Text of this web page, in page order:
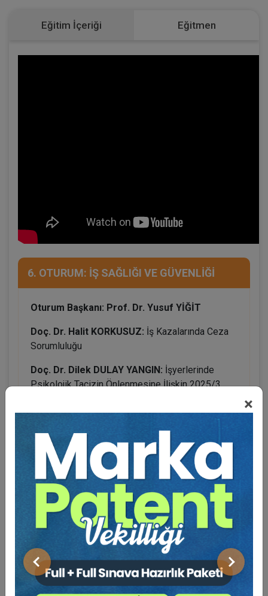
×
Önceki Sonraki
Eğitim İçeriği Eğitmen
6. OTURUM: İŞ SAĞLIĞI VE GÜVENLİĞİ
Oturum Başkanı: Prof. Dr. Yusuf YİĞİT
Doç. Dr. Halit KORKUSUZ: İş Kazalarında Ceza
Sorumluluğu
Doç. Dr. Dilek DULAY YANGIN: İşyerlerinde
Psikolojik Tacizin Önlenmesine İlişkin 2025/3
Mobbing ve Önleyici Mekanizmalar
BENZER VIDEO EĞITIMLER
Video Eğitim Abonesi Ol: Sadece 5490 TL / Yıllık